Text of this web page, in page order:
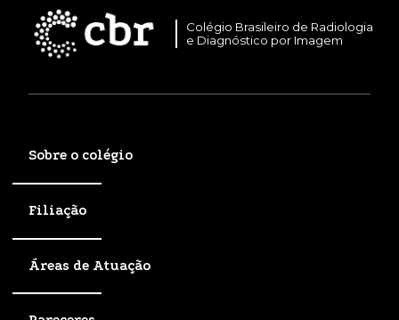
Colégio Brasileiro de Radiologia
e Diagnóstico por Imagem
Sobre o colégio
Filiação
Áreas de Atuação